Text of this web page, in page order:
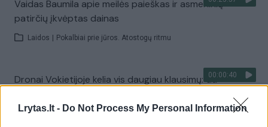
Lrytas.lt - Do Not Process My Personal Information
Vaidas Baumila apie meilės paieškas ir asmeninių
patirčių įkvėptas dainas
Laidos Pokalbiai prie jūros. Atostogų ritmu
00:00:40
Dronai Vokietijoje kelia vis daugiau klausimų: du
Žinios | Pasaulis